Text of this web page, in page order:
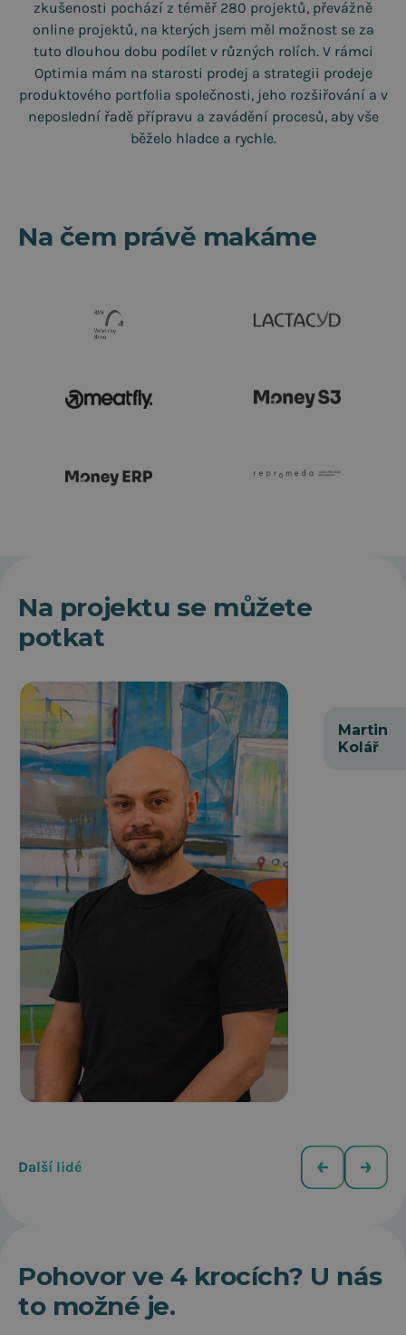
zkušenosti pochází z téměř 280 projektů, převážně
online projektů, na kterých jsem měl možnost se za
tuto dlouhou dobu podílet v různých rolích. V rámci
Optimia mám na starosti prodej a strategii prodeje
produktového portfolia společnosti, jeho rozšiřování a v
neposlední řadě přípravu a zavádění procesů, aby vše
běželo hladce a rychle.
Na čem právě makáme
Na projektu se můžete
potkat
Martin
Kolář
Další lidé
Pohovor ve 4 krocích? U nás
to možné je.